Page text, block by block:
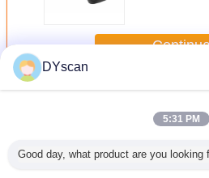
RS232/USB
PiùAnalizzatore della luce rossa
DYscan
5:31 PM
Good day, what product are you looking